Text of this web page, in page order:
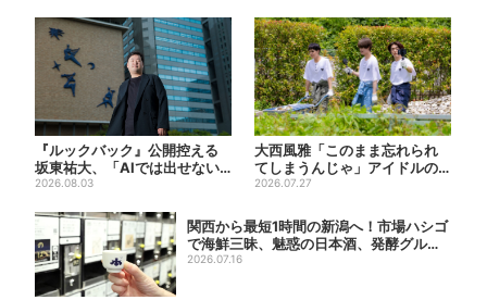
『ルックバック』公開控える
坂東祐大、「AIでは出せない
質感がある」映画音楽へのこ...
2026.08.03
大西風雅「このまま忘れられ
てしまうんじゃ」アイドルの
葛藤、漏らす…関西ジュニア
2026.07.27
関西から最短1時間の新潟へ！市場ハシゴ
で海鮮三昧、魅惑の日本酒、発酵グルメ
も
2026.07.16